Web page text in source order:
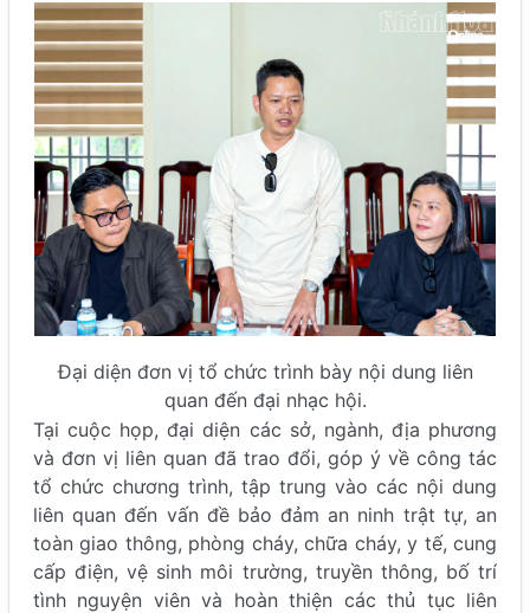
Đại diện đơn vị tổ chức trình bày nội dung liên
quan đến đại nhạc hội.
Tại cuộc họp, đại diện các sở, ngành, địa phương
và đơn vị liên quan đã trao đổi, góp ý về công tác
tổ chức chương trình, tập trung vào các nội dung
liên quan đến vấn đề bảo đảm an ninh trật tự, an
toàn giao thông, phòng cháy, chữa cháy, y tế, cung
cấp điện, vệ sinh môi trường, truyền thông, bố trí
tình nguyện viên và hoàn thiện các thủ tục liên